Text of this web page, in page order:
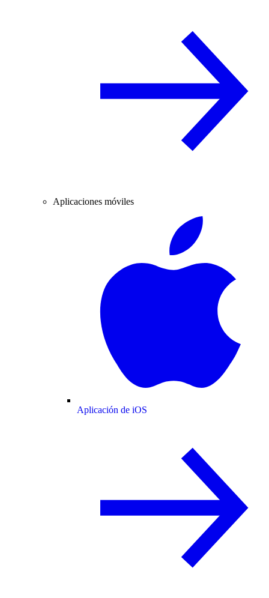
Aplicaciones móviles
Aplicación de iOS